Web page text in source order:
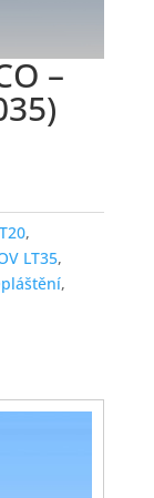
–
,
LT35,
,